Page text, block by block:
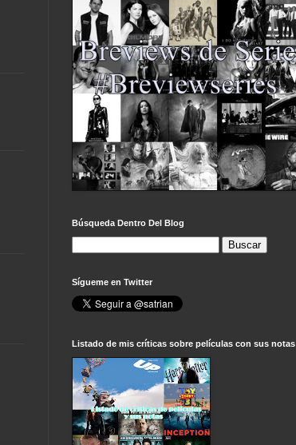
Búsqueda Dentro Del Blog
Sígueme en Twitter
Listado de mis críticas sobre películas con sus notas